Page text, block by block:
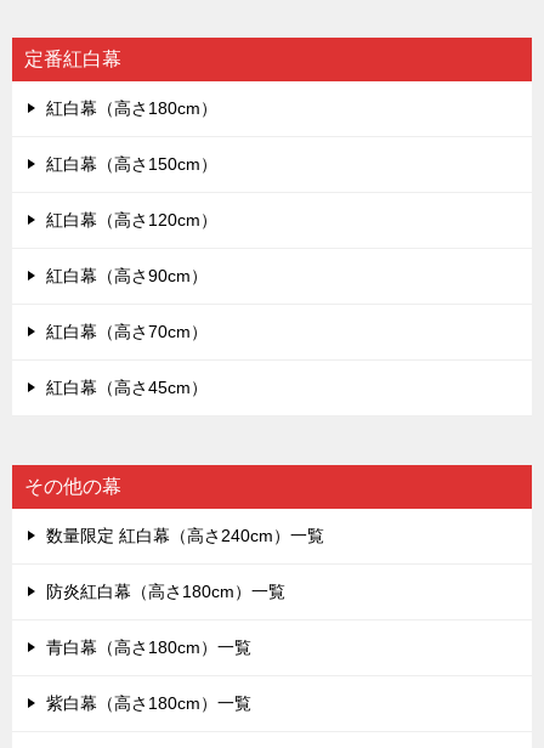
定番紅白幕
紅白幕（高さ180cm）
紅白幕（高さ150cm）
紅白幕（高さ120cm）
紅白幕（高さ90cm）
紅白幕（高さ70cm）
紅白幕（高さ45cm）
その他の幕
数量限定 紅白幕（高さ240cm）一覧
防炎紅白幕（高さ180cm）一覧
青白幕（高さ180cm）一覧
紫白幕（高さ180cm）一覧